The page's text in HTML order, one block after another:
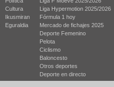
Cultura
Ikusmiran
Eguraldia
Liga Hypermotion 2025/2026
Fórmula 1 hoy
Mercado de fichajes 2025
Deporte Femenino
Pelota
Ciclismo
Baloncesto
Otros deportes
Deporte en directo